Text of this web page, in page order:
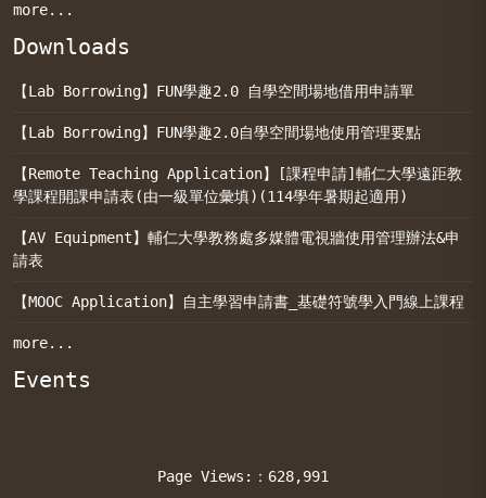
more...
Downloads
【Lab Borrowing】FUN學趣2.0 自學空間場地借用申請單
【Lab Borrowing】FUN學趣2.0自學空間場地使用管理要點
【Remote Teaching Application】[課程申請]輔仁大學遠距教
學課程開課申請表(由一級單位彙填)(114學年暑期起適用)
【AV Equipment】輔仁大學教務處多媒體電視牆使用管理辦法&申
請表
【MOOC Application】自主學習申請書_基礎符號學入門線上課程
more...
Events
Page Views:：628,991